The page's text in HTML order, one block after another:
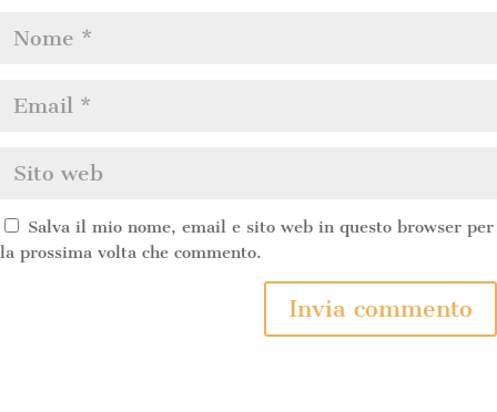
Salva il mio nome, email e sito web in questo browser per
la prossima volta che commento.